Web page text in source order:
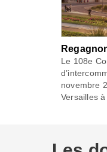
Le 108e
novembre
Versailles à